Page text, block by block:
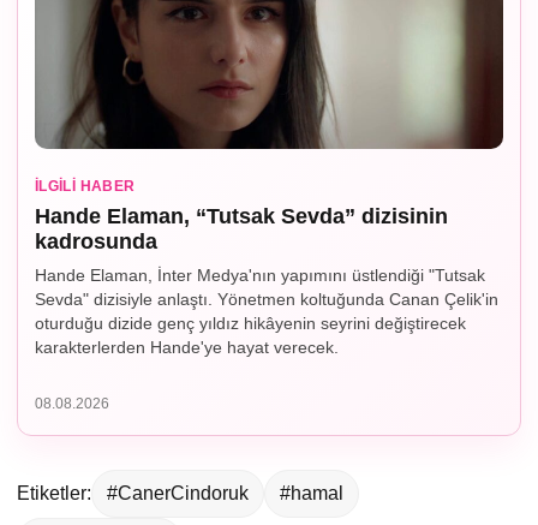
İLGILI HABER
Hande Elaman, “Tutsak Sevda” dizisinin
kadrosunda
Hande Elaman, İnter Medya'nın yapımını üstlendiği "Tutsak
Sevda" dizisiyle anlaştı. Yönetmen koltuğunda Canan Çelik'in
oturduğu dizide genç yıldız hikâyenin seyrini değiştirecek
karakterlerden Hande'ye hayat verecek.
08.08.2026
Etiketler: #CanerCindoruk #hamal